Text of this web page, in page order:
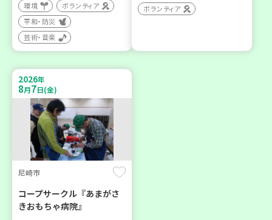
環境
ボランティア
平和・防災
芸術・音楽
ボランティア
2026年
8月7日(金)
尼崎市
コープサークル『あまがさ
きおもちゃ病院』